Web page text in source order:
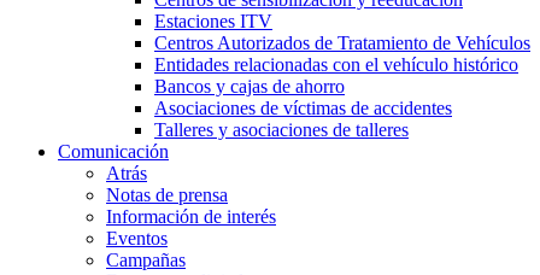
Estaciones ITV
Centros Autorizados de Tratamiento de Vehículos
Entidades relacionadas con el vehículo histórico
Bancos y cajas de ahorro
Asociaciones de víctimas de accidentes
Talleres y asociaciones de talleres
Comunicación
Atrás
Notas de prensa
Información de interés
Eventos
Campañas